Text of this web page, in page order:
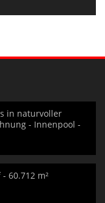
in naturvoller
- Innenpool -
60.712 m²